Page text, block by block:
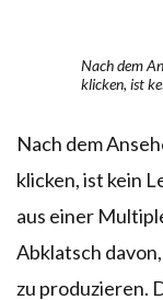
Nach dem
klicken, ist
Nach dem
klicken, ist kein
aus einer
Abklatsch
zu produzieren.